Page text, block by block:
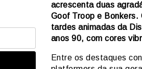
acrescenta duas
Goof Troop e Bonkers.
tardes animadas da
anos 90, com cores
Entre os destaques